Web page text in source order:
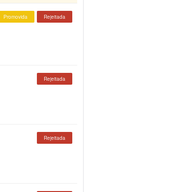
Promovida Rejeitada
Rejeitada
Rejeitada